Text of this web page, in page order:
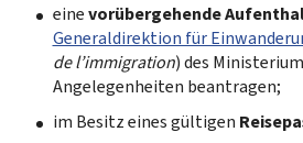
einevorübergehende
Generaldirektion für
de l’immigration) des
Angelegenheiten beantragen;
im Besitz eines gültigen